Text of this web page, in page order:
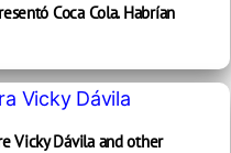
Coca Cola. Habrían
Vicky Dávila and other